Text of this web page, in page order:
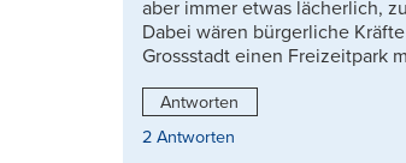
aber immer etwas lächerlich,
Dabei wären bürgerliche
Grossstadt einen Freizeitpark
Antworten
2 Antworten